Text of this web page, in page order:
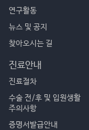
연구활동
뉴스 및 공지
찾아오시는 길
진료안내
진료절차
수술 전/후 및 입원생활
주의사항
증명서발급안내